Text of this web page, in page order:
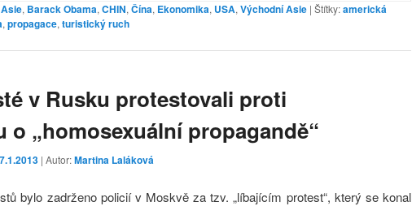
Asie, Barack Obama, CHIN, Čína, Ekonomika, USA, Východní Asie | Štítky:americká
, propagace, turistický ruch
v Rusku protestovali proti
o „homosexuální propagandě“
| Autor:Martina Laláková
bylo zadrženo policií v Moskvě za tzv. „líbajícím protest“, který se konal